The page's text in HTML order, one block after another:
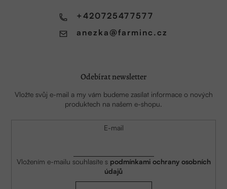
anezka @farminc.cz
+420725477577
Odebírat newsletter
Vložte svůj e-mail a my vám budeme zasílat informace o nových
produktech na našem e-shopu.
E-mail
Vložením e-mailu souhlasíte s podmínkami ochrany osobních
údajů